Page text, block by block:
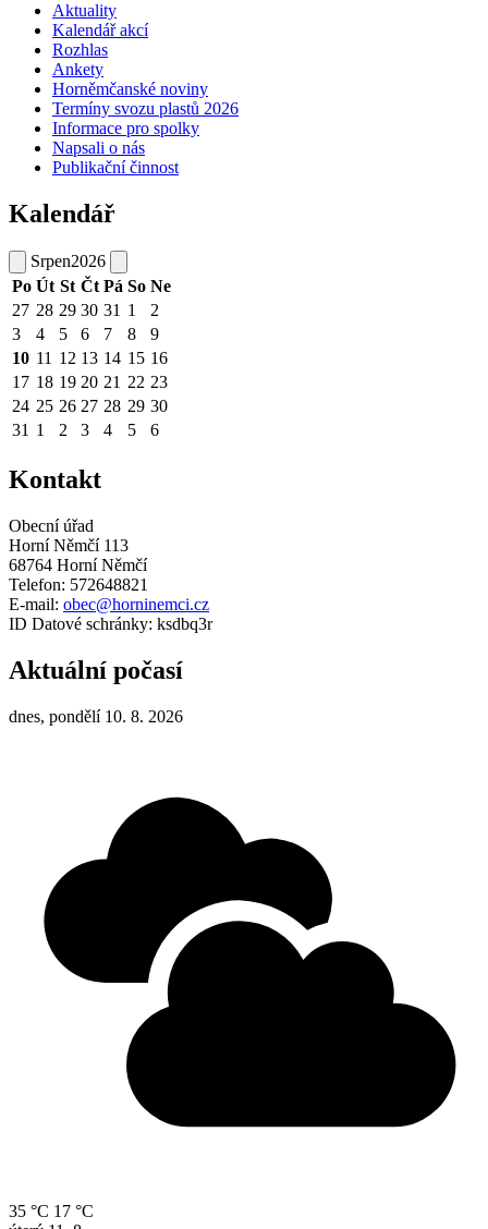
Aktuality
Kalendář akcí
Rozhlas
Ankety
Horněmčanské noviny
Termíny svozu plastů 2026
Informace pro spolky
Napsali o nás
Publikační činnost
Kalendář
Srpen2026
Po Út St Čt Pá So Ne
27 28 29 30 31 1
2
3
4 5 6 7 8
9
10 11 12 13 14 15 16
17 18 19 20 21 22 23
24 25 26 27 28 29 30
31 1 2 3 4 5 6
Kontakt
Obecní úřad
Horní Němčí 113
68764 Horní Němčí
Telefon: 572648821
E-mail: obec@horninemci.cz
ID Datové schránky: ksdbq3r
Aktuální počasí
dnes, pondělí 10. 8. 2026
35 °C 17 °C